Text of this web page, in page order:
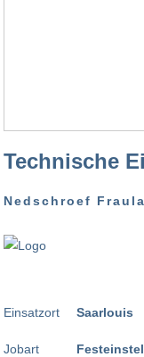
Technische
Nedschroef
Einsatzort
Jobart
Saarlouis